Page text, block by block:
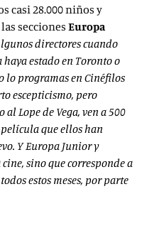
casi 28.000 niños y
secciones Europa
directores cuando
estado en Toronto o
lo programas en Cinéfilos
escepticismo, pero
Lope de Vega, ven a 500
que ellos han
Y Europa Junior y
sino que corresponde a
estos meses, por parte